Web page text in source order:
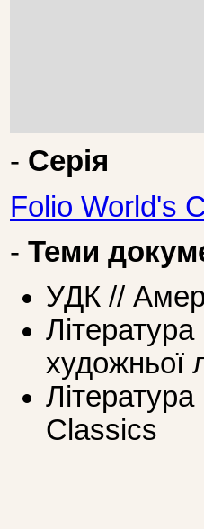
- Серія
Folio World's
- Теми
УДК //
художньої
Classics